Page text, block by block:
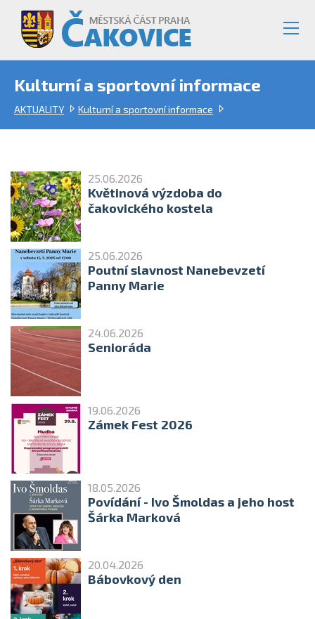
Kulturní a sportovní informace
AKTUALITY Kulturní a sportovní informace
25.06.2026
Květinová výzdoba do
čakovického kostela
25.06.2026
Poutní slavnost Nanebevzetí
Panny Marie
24.06.2026
Senioráda
19.06.2026
Zámek Fest 2026
18.05.2026
Povídání - Ivo Šmoldas a jeho host
Šárka Marková
20.04.2026
Bábovkový den